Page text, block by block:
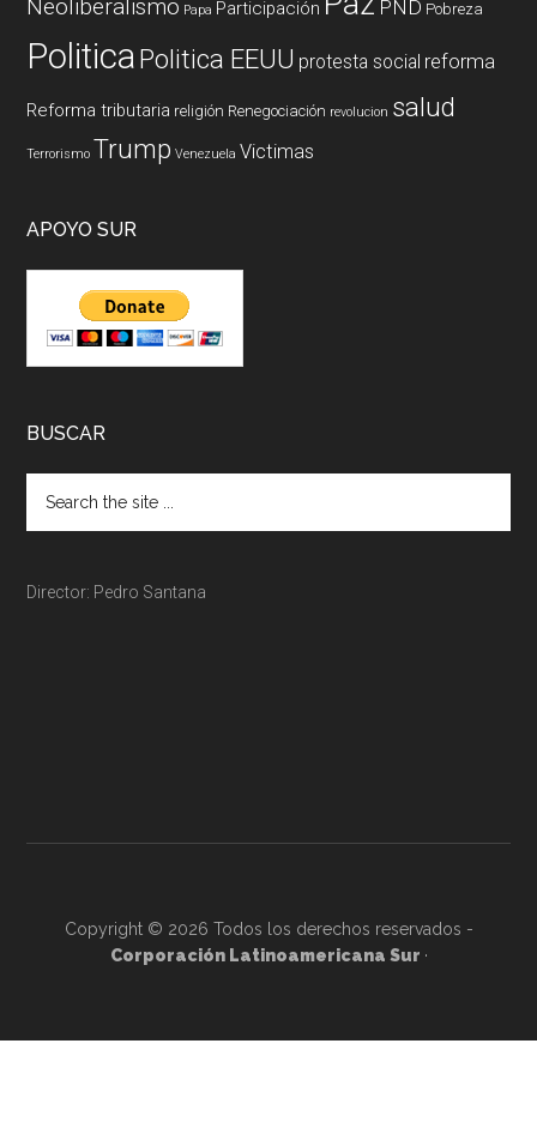
Neoliberalismo Papa Participación PND Pobreza
PoliticaPolitica EEUU protesta social reforma
Reforma tributaria religión Renegociación revolucion salud
Terrorismo Trump Venezuela Victimas
APOYO SUR
BUSCAR
Director: Pedro Santana
Copyright © 2026 Todos los derechos reservados -
Corporación Latinoamericana Sur ·